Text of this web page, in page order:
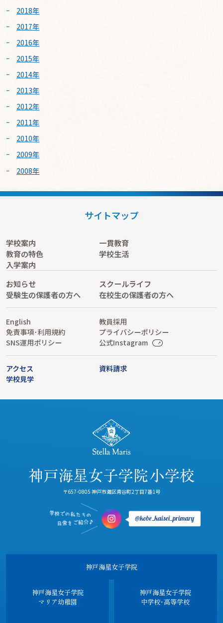
2018年
2017年
2016年
2015年
2014年
2013年
2012年
2011年
2010年
2009年
2008年
サイトマップ
学校案内
一貫教育
教育の特色
学校生活
入学案内
お知らせ
スクールライフ
受験生の保護者の方へ
在校生の保護者の方へ
English
教員採用
免責事項･利用規約
プライバシーポリシー
SNS運用ポリシー
公式Instagram
アクセス
資料請求
学校見学
〒657-0805 神戸市灘区青谷町2丁目7番1号
神戸海星女子学院
神戸海星女子学院
マリア幼稚園
神戸海星女子学院
中学校･高等学校